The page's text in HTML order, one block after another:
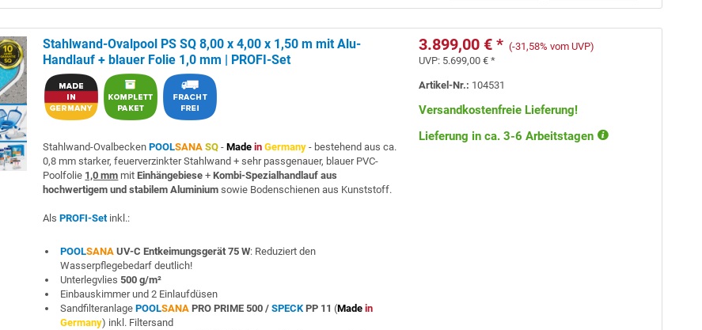
Stahlwand-Ovalpool PS SQ 8,00 x 4,00 x 1,50 m mit Alu-
Handlauf + blauer Folie 1,0 mm | PROFI-Set
Stahlwand-OvalbeckenPOOLSANA SQ -Made in Germany - bestehend aus ca.
0,8 mm starker, feuerverzinkter Stahlwand + sehr passgenauer, blauer PVC-
Poolfolie 1,0 mm mitEinhängebiese +Kombi-Spezialhandlauf aus
hochwertigem und stabilem Aluminium sowie Bodenschienen aus Kunststoff.
AlsPROFI-Setinkl.:
POOLSANA UV-C Entkeimungsgerät 75 W: Reduziert den
Wasserpflegebedarf deutlich!
Unterlegvlies500 g/m²
Einbauskimmer und 2 Einlaufdüsen
SandfilteranlagePOOLSANA PRO PRIME 500 / SPECKPP 11 (Made in
Germany) inkl. Filtersand
3.899,00 € * (-31,58% vom UVP)
UVP: 5.699,00 € *
Artikel-Nr.: 104531
Versandkostenfreie Lieferung!
Lieferung in ca. 3-6 Arbeitstagen